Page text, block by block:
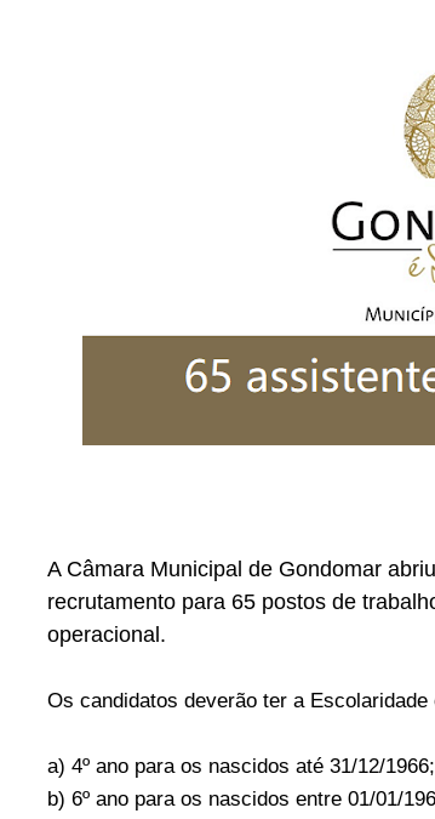
A Câmara Municipal de Gondomar
recrutamento para 65 postos de
operacional.
Os candidatos deverão ter a
a) 4º ano para os nascidos até 31/12/1966;
b) 6º ano para os nascidos entre 01/01/